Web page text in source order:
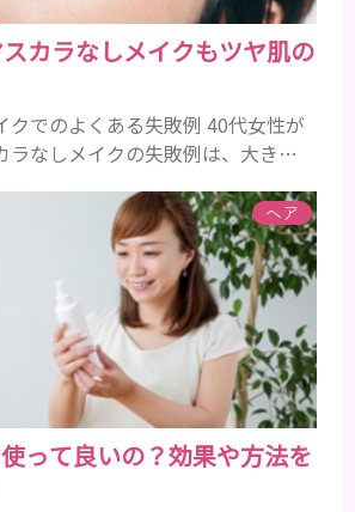
カラなしメイクもツヤ肌の
クでのよくある失敗例 40代女性が
ラなしメイクの失敗例は、大きく
イシャドウやアイラインで濃くな
ーションの粗が目立ち、老けて見
にメリハリがなくぼやけて見える
ただマスカラを除いただけでは、
抜けた印象になり、目元が引き締ま
ヘア
って良いの？効果や方法を